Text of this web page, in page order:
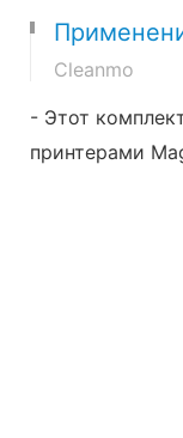
Cleanmo
- Этот
принтерами